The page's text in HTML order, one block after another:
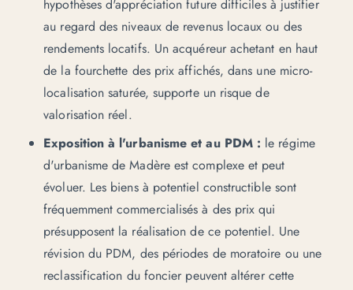
hypothèses d'appréciation future difficiles à justifier
au regard des niveaux de revenus locaux ou des
rendements locatifs. Un acquéreur achetant en haut
de la fourchette des prix affichés, dans une micro-
localisation saturée, supporte un risque de
valorisation réel.
Exposition à l'urbanisme et au PDM : le régime
d'urbanisme de Madère est complexe et peut
évoluer. Les biens à potentiel constructible sont
fréquemment commercialisés à des prix qui
présupposent la réalisation de ce potentiel. Une
révision du PDM, des périodes de moratoire ou une
reclassification du foncier peuvent altérer cette